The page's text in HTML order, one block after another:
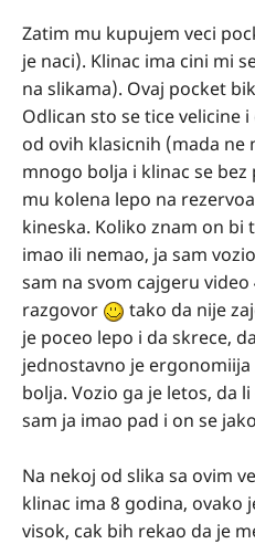
Zatim mu kupujem veci
je naci). Klinac ima cini mi
na slikama). Ovaj pocket
Odlican sto se tice velicine
od ovih klasicnih (mada
mnogo bolja i klinac se
mu kolena lepo na
kineska. Koliko znam on bi
imao ili nemao, ja sam
sam na svom cajgeru
razgovor
tako da nije
je poceo lepo i da skrece,
jednostavno je
bolja. Vozio ga je letos, da
sam ja imao pad i on se
Na nekoj od slika sa ovim
klinac ima 8 godina, ovako
visok, cak bih rekao da je